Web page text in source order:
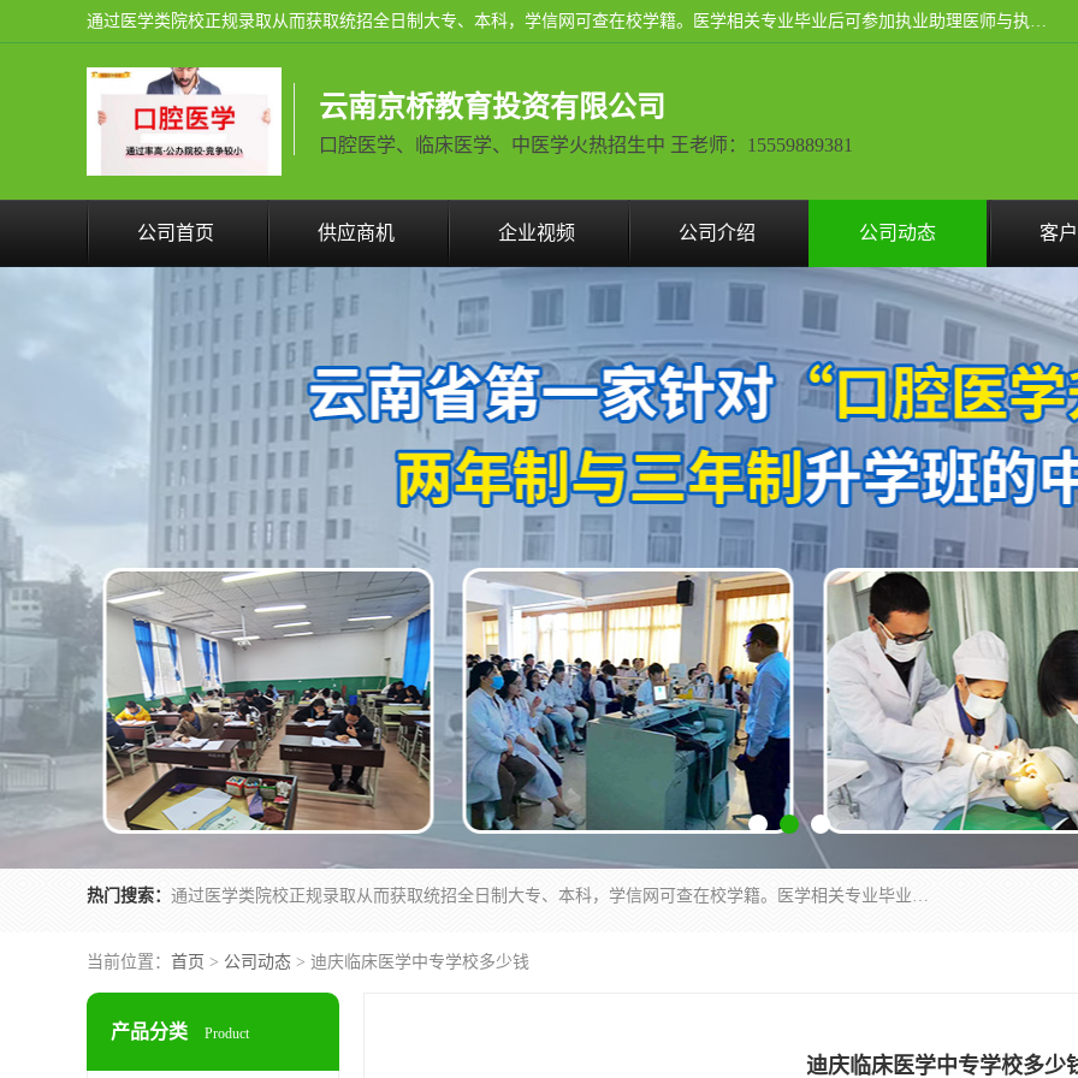
通过医学类院校正规录取从而获取统招全日制大专、本科，学信网可查在校学籍。医学相关专业毕业后可参加执业助理医师与执业医师证书考试（如口腔医学、临床医学、中医学等专业）.
云南京桥教育投资有限公司
口腔医学、临床医学、中医学火热招生中 王老师：15559889381
公司首页 供应商机 企业视频 公司介绍 公司动态 客
热门搜索： 通过医学类院校正规录取从而获取统招全日制大专、本科，学信网可查在校学籍。医学相关专业毕业后可参加执业助理医师与执业医师证书考试（如口腔医学、临床医学、中医学等专业）.
当前位置： 首页 > 公司动态 > 迪庆临床医学中专学校多少钱
产品分类 Product
迪庆临床医学中专学校多少